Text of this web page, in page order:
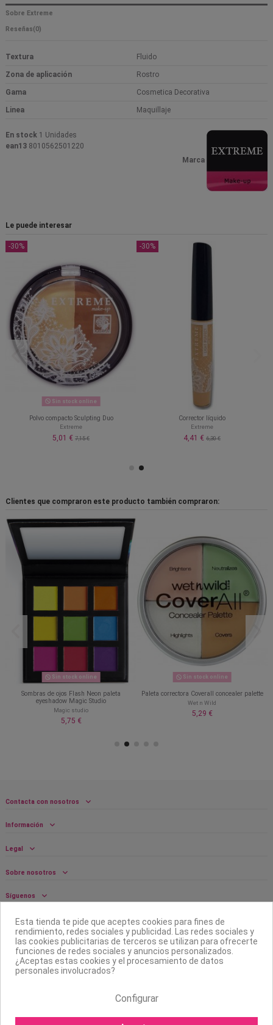
Sobre Extreme
Reseñas(0)
Textura Fluido
Zona de aplicación Rostro
Gama Cosmetica Decorativa
Linea Maquillaje
Marca
En stock 1 Unidades
ean13 8010562501220
Le puede interesar
-30%
Sin stock online
Polvo compacto Sculpting Duo
Extreme
5,01 € 7,15 €
-30%
Corrector líquido
Extreme
4,41 € 6,30 €
Clientes que compraron este producto también compraron:
Sin stock online
Sombras de ojos Flash Neon paleta
eyeshadow Magic Studio
Magic studio
5,75 €
Sin stock online
Paleta correctora Coverall concealer palette
Wet n Wild
5,29 €
Contacta con nosotros
Información
Legal
Sobre nosotros
Síguenos
Boletín
Esta tienda te pide que aceptes cookies para fines de
rendimiento, redes sociales y publicidad. Las redes sociales y
las cookies publicitarias de terceros se utilizan para ofrecerte
funciones de redes sociales y anuncios personalizados.
¿Aceptas estas cookies y el procesamiento de datos
personales involucrados?
Configurar